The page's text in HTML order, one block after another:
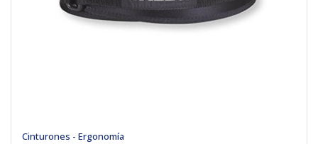
Cinturones - Ergonomía